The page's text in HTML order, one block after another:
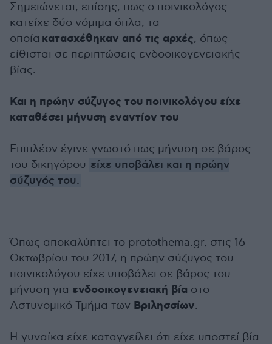
Σημειώνεται, επίσης, πως ο ποινικολόγος
κατείχε δύο νόμιμα όπλα, τα
οποία κατασχέθηκαν από τις αρχές, όπως
είθισται σε περιπτώσεις ενδοοικογενειακής
βίας.
Και η πρώην σύζυγος του ποινικολόγου είχε
καταθέσει μήνυση εναντίον του
Επιπλέον έγινε γνωστό πως μήνυση σε βάρος
του δικηγόρου είχε υποβάλει και η πρώην
σύζυγός του.
Όπως αποκαλύπτει το protothema.gr, στις 16
Οκτωβρίου του 2017, η πρώην σύζυγος του
ποινικολόγου είχε υποβάλει σε βάρος του
μήνυση για ενδοοικογενειακή βία στο
Αστυνομικό Τμήμα των Βριλησσίων.
Η γυναίκα είχε καταγγείλει ότι είχε υποστεί βία